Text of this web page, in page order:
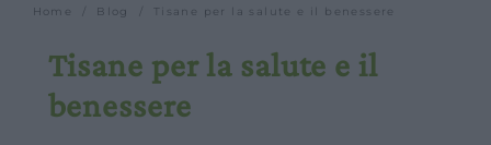
Home Blog / Tisane per la salute e il benessere
Tisane per la salute e il
benessere